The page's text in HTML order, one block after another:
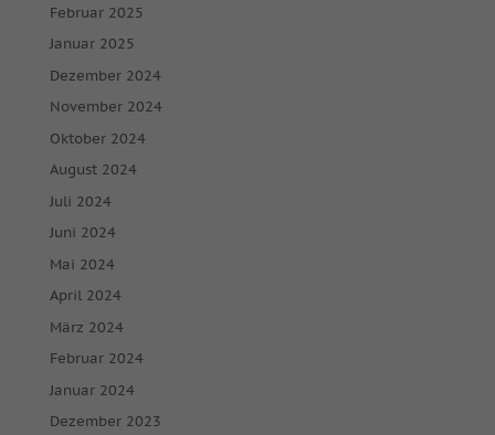
Februar 2025
Januar 2025
Dezember 2024
November 2024
Oktober 2024
August 2024
Juli 2024
Juni 2024
Mai 2024
April 2024
März 2024
Februar 2024
Januar 2024
Dezember 2023